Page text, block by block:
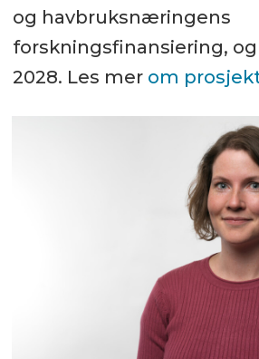
og havbruksnæringens
forskningsfinansiering,
2028. Les mer om